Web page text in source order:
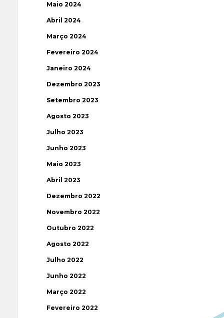
Maio 2024
Abril 2024
Março 2024
Fevereiro 2024
Janeiro 2024
Dezembro 2023
Setembro 2023
Agosto 2023
Julho 2023
Junho 2023
Maio 2023
Abril 2023
Dezembro 2022
Novembro 2022
Outubro 2022
Agosto 2022
Julho 2022
Junho 2022
Março 2022
Fevereiro 2022